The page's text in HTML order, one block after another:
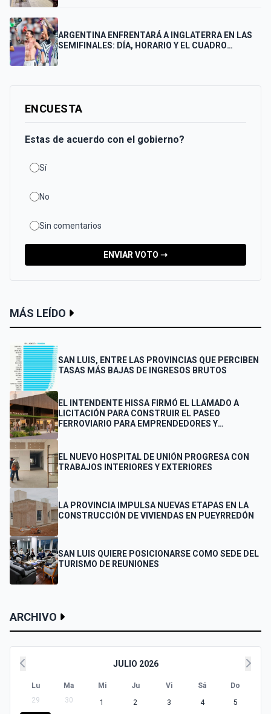
ARGENTINA ENFRENTARÁ A INGLATERRA EN LAS
SEMIFINALES: DÍA, HORARIO Y EL CUADRO
ENCUESTA
Estas de acuerdo con el gobierno?
Sí
No
Sin comentarios
ENVIAR VOTO ⇾
MÁS LEÍDO
SAN LUIS, ENTRE LAS PROVINCIAS QUE PERCIBEN
TASAS MÁS BAJAS DE INGRESOS BRUTOS
EL INTENDENTE HISSA FIRMÓ EL LLAMADO A
LICITACIÓN PARA CONSTRUIR EL PASEO
FERROVIARIO PARA EMPRENDEDORES Y
EL NUEVO HOSPITAL DE UNIÓN PROGRESA CON
TRABAJOS INTERIORES Y EXTERIORES
LA PROVINCIA IMPULSA NUEVAS ETAPAS EN LA
CONSTRUCCIÓN DE VIVIENDAS EN PUEYRREDÓN
SAN LUIS QUIERE POSICIONARSE COMO SEDE DEL
TURISMO DE REUNIONES
ARCHIVO
JULIO 2026
Lu Ma Mi Ju Vi Sá
Do
29
30 1 2 3 4
5